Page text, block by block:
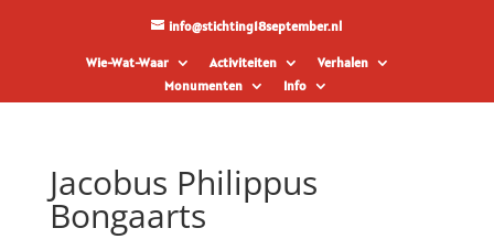
info@stichting18september.nl
Wie-Wat-Waar Activiteiten
Verhalen
Monumenten
Info
Jacobus Philippus
Bongaarts